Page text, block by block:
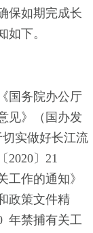
保如期完成长
如下。
《国务院办公厅
见》 （国办发
切实做好长江流
〔 2020 〕 21
工作的通知》
政策文件精
年禁捕有关工